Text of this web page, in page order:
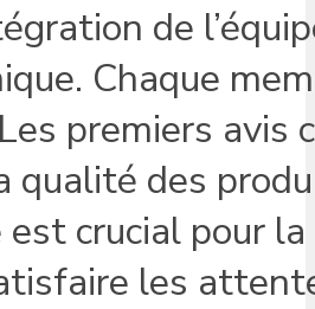
de
Chaque
premiers
des
est crucial pour
les